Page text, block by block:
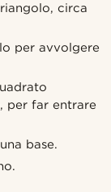
circa
per avvolgere
per far entrare
base.